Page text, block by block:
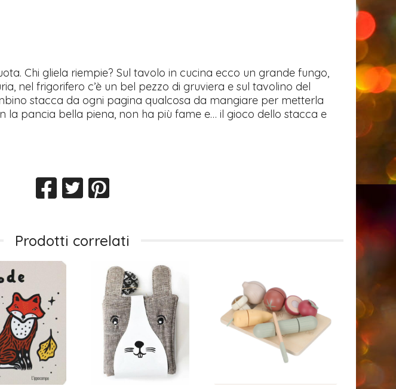
Chi gliela riempie? Sul tavolo in cucina ecco un grande fungo,
nel frigorifero c’è un bel pezzo di gruviera e sul tavolino del
stacca da ogni pagina qualcosa da mangiare per metterla
la pancia bella piena, non ha più fame e… il gioco dello stacca e
Prodotti correlati